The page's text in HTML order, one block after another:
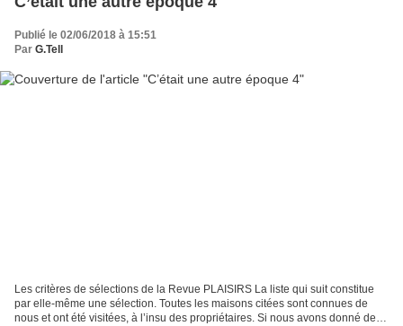
Publié le 02/06/2018 à 15:51
Par G.Tell
Les critères de sélections de la Revue PLAISIRS La liste qui suit constitue
par elle-même une sélection. Toutes les maisons citées sont connues de
nous et ont été visitées, à l’insu des propriétaires. Si nous avons donné des